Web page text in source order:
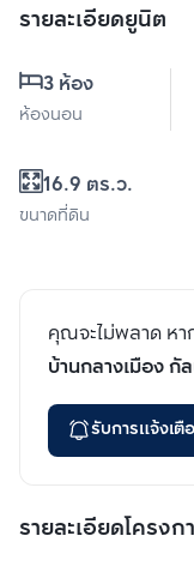
รายละเอียดยูนิต
3 ห้อง
ห้องนอน
16.9 ตร.ว.
ขนาดที่ดิน
คุณจะไม่พลาด หา
บ้านกลางเมือง
รับการแจ้งเตื
รายละเอียดโครงก